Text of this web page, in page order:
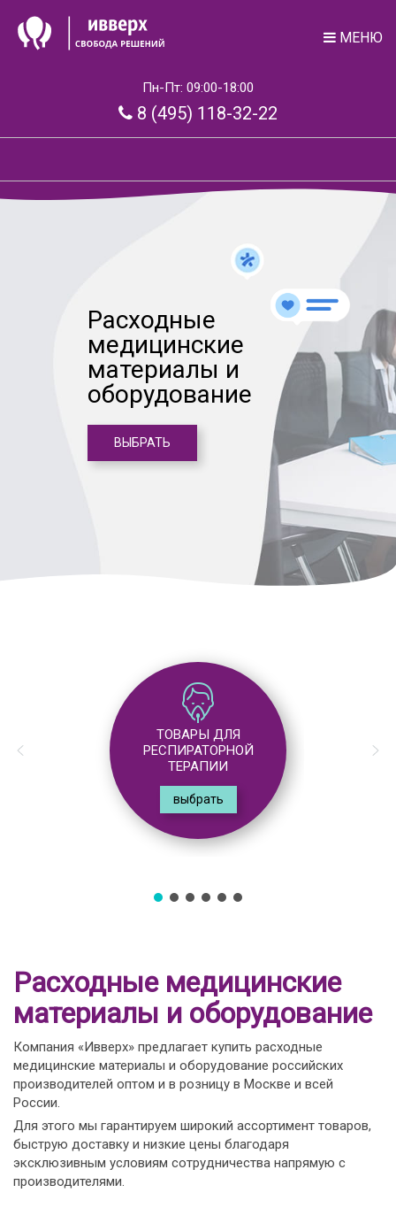
МЕНЮ
Пн-Пт: 09:00-18:00
8 (495) 118-32-22
Расходные
медицинские
материалы и
оборудование
ВЫБРАТЬ
ТОВАРЫ ДЛЯ
РЕСПИРАТОРНОЙ
ТЕРАПИИ
выбрать
Расходные медицинские
материалы и оборудование
Компания «Ивверх» предлагает купить расходные
медицинские материалы и оборудование российских
производителей оптом и в розницу в Москве и всей
России.
Для этого мы гарантируем широкий ассортимент товаров,
быструю доставку и низкие цены благодаря
эксклюзивным условиям сотрудничества напрямую с
производителями.